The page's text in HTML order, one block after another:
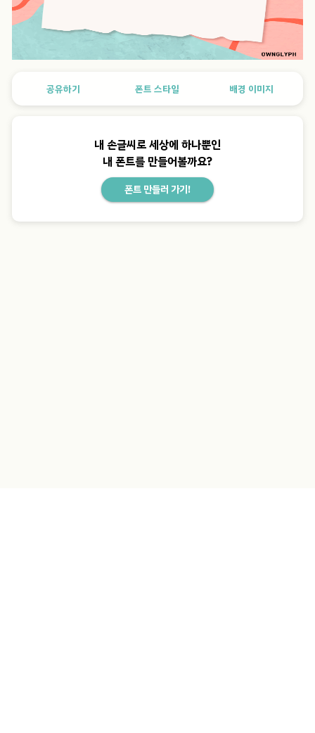
공유하기 폰트 스타일 배경 이미지
내 손글씨로 세상에 하나뿐인
내 폰트를 만들어볼까요?
폰트 만들러 가기!